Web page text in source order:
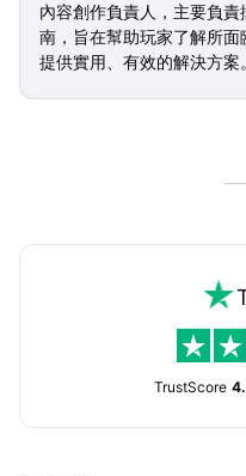
內容創作負責人，主要負
南，旨在幫助玩家了解所
提供實用、有效的解決方案。
TrustScore